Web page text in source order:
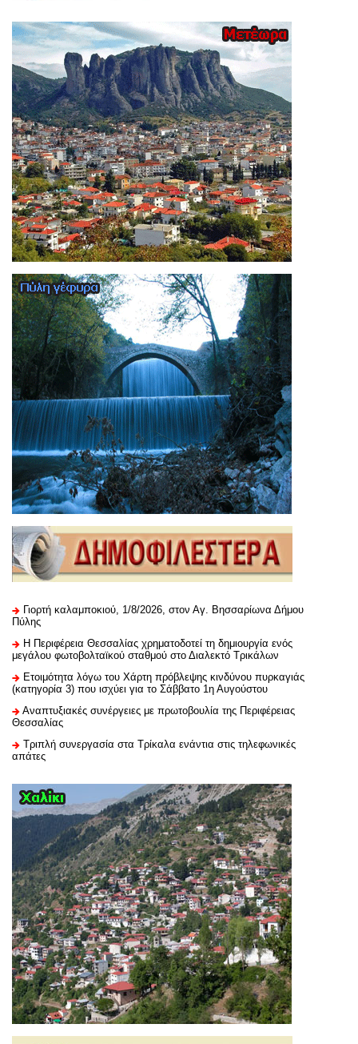
Γιορτή καλαμποκιού, 1/8/2026, στον Αγ. Βησσαρίωνα Δήμου
Πύλης
H Περιφέρεια Θεσσαλίας χρηματοδοτεί τη δημιουργία ενός
μεγάλου φωτοβολταϊκού σταθμού στο Διαλεκτό Τρικάλων
Ετοιμότητα λόγω του Χάρτη πρόβλεψης κινδύνου πυρκαγιάς
(κατηγορία 3) που ισχύει για το Σάββατο 1η Αυγούστου
Αναπτυξιακές συνέργειες με πρωτοβουλία της Περιφέρειας
Θεσσαλίας
Τριπλή συνεργασία στα Τρίκαλα ενάντια στις τηλεφωνικές
απάτες